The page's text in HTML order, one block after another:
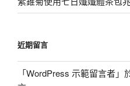
近期留言
「WordPress 示範留言者」